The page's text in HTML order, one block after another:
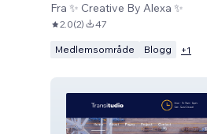
Fra ✨ Creative By Alexa ✨
2.0(2) 47
Medlemsområde Blogg +1